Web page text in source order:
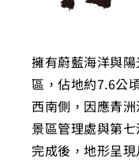
擁有蔚藍海洋與
區，佔地約7.6公
西南側，因應青
景區管理處與第
完成後，地形呈